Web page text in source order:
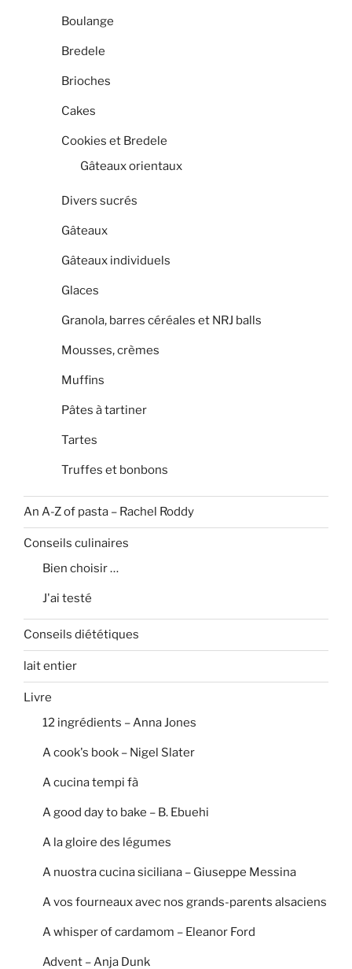
Boulange
Bredele
Brioches
Cakes
Cookies et Bredele
Gâteaux orientaux
Divers sucrés
Gâteaux
Gâteaux individuels
Glaces
Granola, barres céréales et NRJ balls
Mousses, crèmes
Muffins
Pâtes à tartiner
Tartes
Truffes et bonbons
An A-Z of pasta – Rachel Roddy
Conseils culinaires
Bien choisir …
J'ai testé
Conseils diététiques
lait entier
Livre
12 ingrédients – Anna Jones
A cook's book – Nigel Slater
A cucina tempi fà
A good day to bake – B. Ebuehi
A la gloire des légumes
A nuostra cucina siciliana – Giuseppe Messina
A vos fourneaux avec nos grands-parents alsaciens
A whisper of cardamom – Eleanor Ford
Advent – Anja Dunk